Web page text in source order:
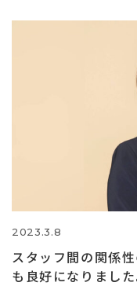
2023.3.8
スタッフ間の関係
も良好になりました